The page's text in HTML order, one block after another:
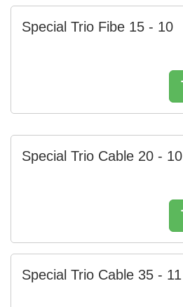
Special Trio Fibe 15 - 10
Special Trio Cable 20 - 10
Special Trio Cable 35 - 11